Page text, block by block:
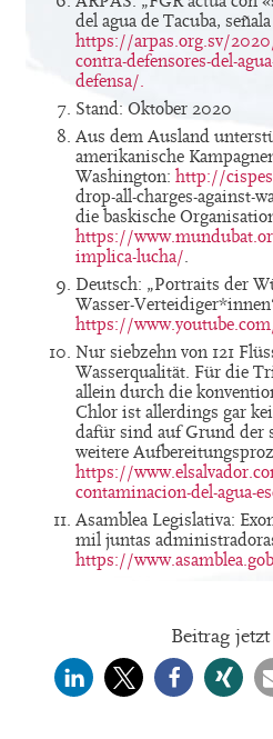
del agua de Tacuba,
https://arpas.org.sv/
contra-defensores-del-
defensa/.
Stand: Oktober 2020
Aus dem Ausland
amerikanische
Washington: http://
drop-all-charges-against-
die baskische
https://
implica-lucha/.
Deutsch: „Portraits der
Wasser-
https://
Nur siebzehn von 121
Wasserqualität. Für die
allein durch die
Chlor ist allerdings gar
dafür sind auf Grund der
weitere
https://
contaminacion-del-agua-
Asamblea Legislativa:
mil juntas
https://
Beitrag